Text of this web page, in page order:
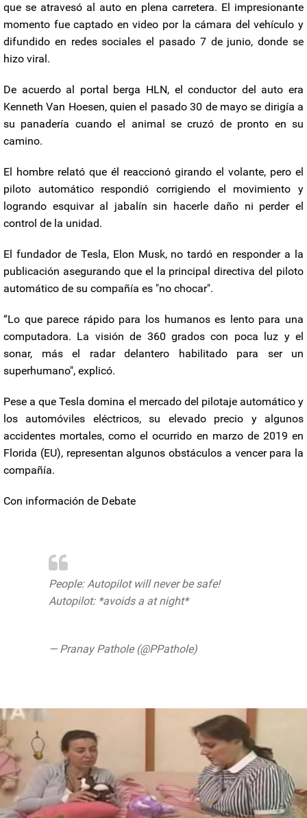
que se atravesó al auto en plena carretera. El impresionante
momento fue captado en video por la cámara del vehículo y
difundido en redes sociales el pasado 7 de junio, donde se
hizo viral.
De acuerdo al portal berga HLN, el conductor del auto era
Kenneth Van Hoesen, quien el pasado 30 de mayo se dirigía a
su panadería cuando el animal se cruzó de pronto en su
camino.
El hombre relató que él reaccionó girando el volante, pero el
piloto automático respondió corrigiendo el movimiento y
logrando esquivar al jabalín sin hacerle daño ni perder el
control de la unidad.
El fundador de Tesla, Elon Musk, no tardó en responder a la
publicación asegurando que el la principal directiva del piloto
automático de su compañía es "no chocar".
“Lo que parece rápido para los humanos es lento para una
computadora. La visión de 360 grados con poca luz y el
sonar, más el radar delantero habilitado para ser un
superhumano", explicó.
Pese a que Tesla domina el mercado del pilotaje automático y
los automóviles eléctricos, su elevado precio y algunos
accidentes mortales, como el ocurrido en marzo de 2019 en
Florida (EU), representan algunos obstáculos a vencer para la
compañía.
Con información de Debate
People: Autopilot will never be safe!
Autopilot: *avoids a at night*
— Pranay Pathole (@PPathole)